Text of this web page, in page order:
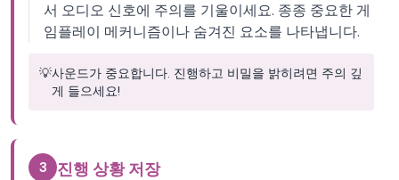
서 오디오 신호에 주의를 기울이세요. 종종 중요한 게
임플레이 메커니즘이나 숨겨진 요소를 나타냅니다.
💡사운드가 중요합니다. 진행하고 비밀을 밝히려면 주의 깊
게 들으세요!
3 진행 상황 저장